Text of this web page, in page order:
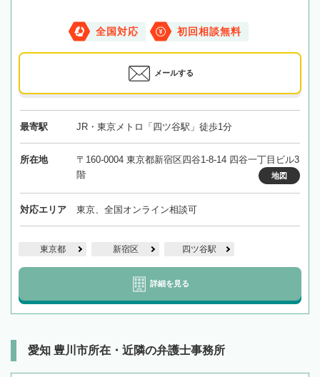
全国対応 初回相談無料
メールする
最寄駅 JR・東京メトロ「四ツ谷駅」徒歩1分
所在地
〒160-0004 東京都新宿区四谷1-8-14 四谷一丁目ビル3
階
地図
対応エリア 東京、全国オンライン相談可
東京都 新宿区 四ツ谷駅
詳細を見る
愛知 豊川市所在・近隣の弁護士事務所